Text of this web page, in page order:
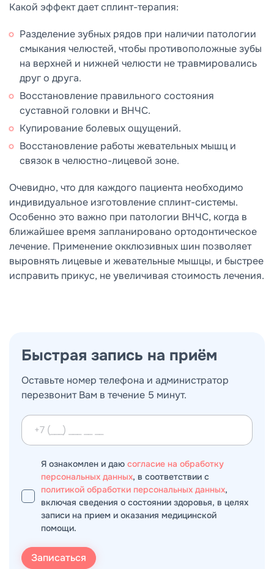
Какой эффект дает сплинт-терапия:
Разделение зубных рядов при наличии патологии
смыкания челюстей, чтобы противоположные зубы
на верхней и нижней челюсти не травмировались
друг о друга.
Восстановление правильного состояния
суставной головки и ВНЧС.
Купирование болевых ощущений.
Восстановление работы жевательных мышц и
связок в челюстно-лицевой зоне.
Очевидно, что для каждого пациента необходимо
индивидуальное изготовление сплинт-системы.
Особенно это важно при патологии ВНЧС, когда в
ближайшее время запланировано ортодонтическое
лечение. Применение окклюзивных шин позволяет
выровнять лицевые и жевательные мышцы, и быстрее
исправить прикус, не увеличивая стоимость лечения.
Быстрая запись на приём
Оставьте номер телефона и администратор
перезвонит Вам в течение 5 минут.
Записаться
Я ознакомлен и даю согласие на обработку
персональных данных, в соответствии с
политикой обработки персональных данных,
включая сведения о состоянии здоровья, в целях
записи на прием и оказания медицинской
помощи.